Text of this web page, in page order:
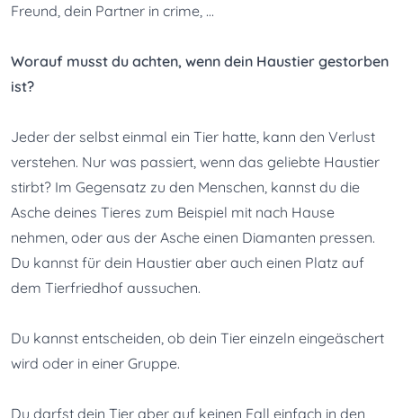
Freund, dein Partner in crime, …
Worauf musst du achten, wenn dein Haustier gestorben
ist?
Jeder der selbst einmal ein Tier hatte, kann den Verlust
verstehen. Nur was passiert, wenn das geliebte Haustier
stirbt? Im Gegensatz zu den Menschen, kannst du die
Asche deines Tieres zum Beispiel mit nach Hause
nehmen, oder aus der Asche einen Diamanten pressen.
Du kannst für dein Haustier aber auch einen Platz auf
dem Tierfriedhof aussuchen.
Du kannst entscheiden, ob dein Tier einzeln eingeäschert
wird oder in einer Gruppe.
Du darfst dein Tier aber auf keinen Fall einfach in den